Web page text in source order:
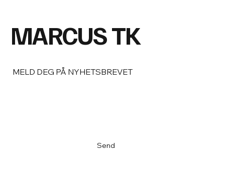
MARCUS TK
MELD DEG PÅ NYHETSBREVET
Send